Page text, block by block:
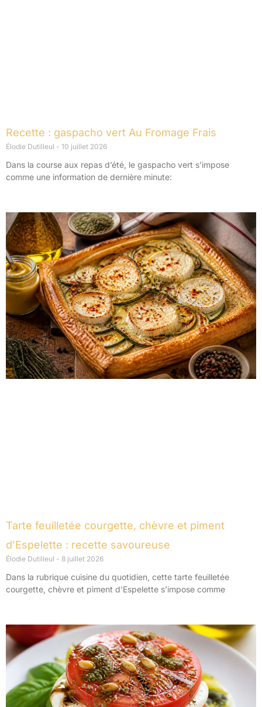
Recette : gaspacho vert Au Fromage Frais
Élodie Dutilleul 10 juillet 2026
Dans la course aux repas d’été, le gaspacho vert s’impose
comme une information de dernière minute:
Tarte feuilletée courgette, chèvre et piment
d’Espelette : recette savoureuse
Élodie Dutilleul 8 juillet 2026
Dans la rubrique cuisine du quotidien, cette tarte feuilletée
courgette, chèvre et piment d’Espelette s’impose comme